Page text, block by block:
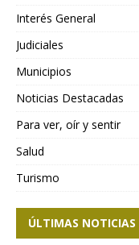
Interés General
Judiciales
Municipios
Noticias Destacadas
Para ver, oír y sentir
Salud
Turismo
ÚLTIMAS NOTICIAS